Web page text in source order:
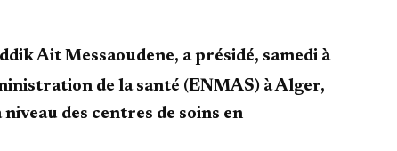
Ait Messaoudene, a présidé, samedi à
de la santé (ENMAS) à Alger,
des centres de soins en